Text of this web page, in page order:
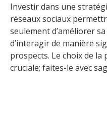
Investir dans une
réseaux sociaux
seulement d’améliorer sa
d’interagir de manière
prospects. Le choix de
cruciale; faites-le avec